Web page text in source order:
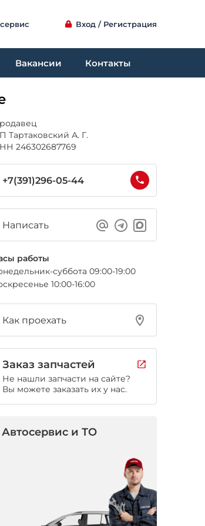
Вход / Регистрация
Вакансии Контакты
Тартаковский А. Г.
246302687769
+7(391)296-05-44
Написать
работы
суббота 09:00-19:00
10:00-16:00
Как проехать
Заказ запчастей
Не нашли запчасти на сайте?
Вы можете заказать их у нас.
Автосервис и ТО